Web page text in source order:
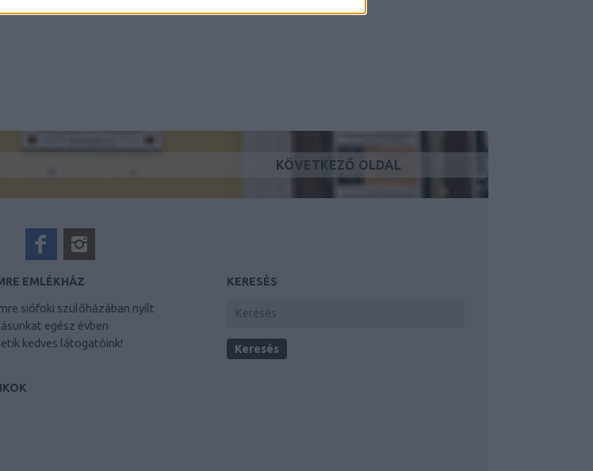
KÖVETKEZŐ OLDAL
EMLÉKHÁZ
siófoki szülőházában nyílt
egész évben
kedves látogatóink!
KERESÉS